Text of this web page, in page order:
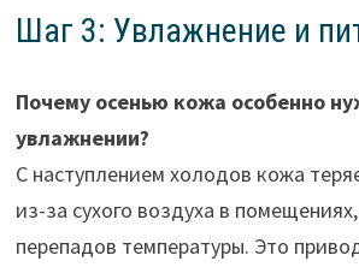
Шаг 3: Увлажнение и
Почему осенью кожа особенно
увлажнении?
С наступлением холодов кожа
из-за сухого воздуха в
перепадов температуры. Это